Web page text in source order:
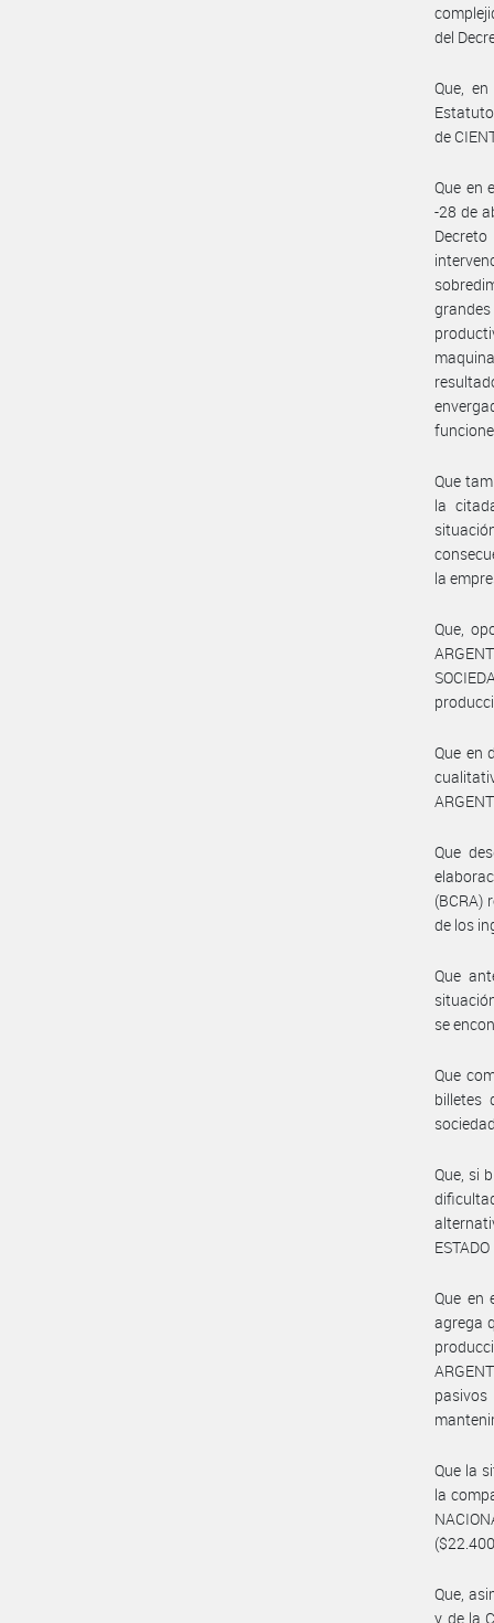
del
Que,
de
Que en
-28 de
Que
la
la
Que,
Que en
Que
(BCRA)
de los
Que
se
Que
billetes
Que, si
Que en
agrega
Que la
la
Que,
y de la